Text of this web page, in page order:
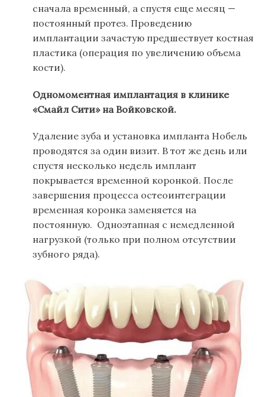
сначала временный, а спустя еще месяц —
постоянный протез. Проведению
имплантации зачастую предшествует костная
пластика (операция по увеличению объема
кости).
Одномоментная имплантация в клинике
«Смайл Сити» на Войковской.
Удаление зуба и установка импланта Нобель
проводятся за один визит. В тот же день или
спустя несколько недель имплант
покрывается временной коронкой. После
завершения процесса остеоинтеграции
временная коронка заменяется на
постоянную. Одноэтапная с немедленной
нагрузкой (только при полном отсутствии
зубного ряда).